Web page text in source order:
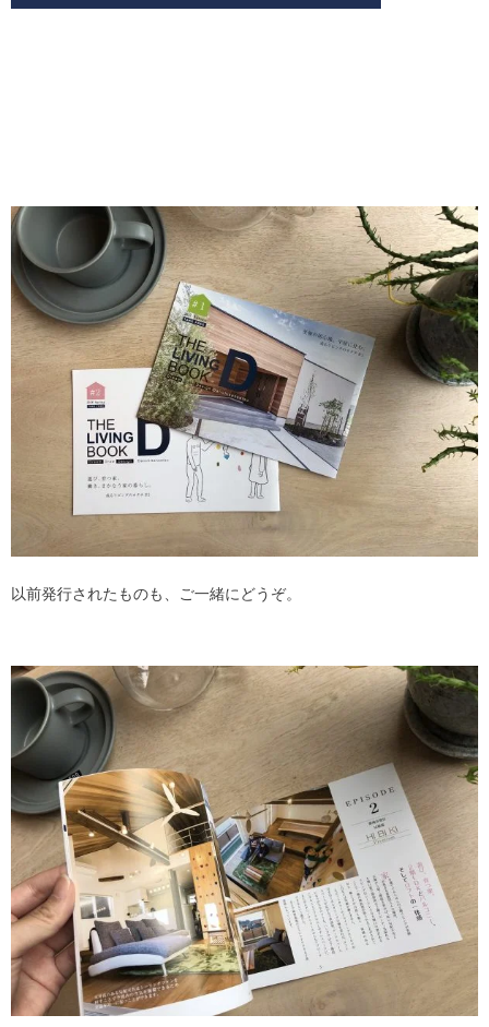
以前発行されたものも、ご一緒にどうぞ。